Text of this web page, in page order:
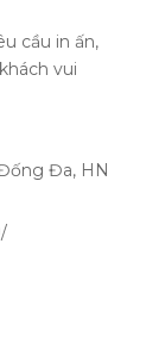
cầu in ấn,
vui
Đa, HN